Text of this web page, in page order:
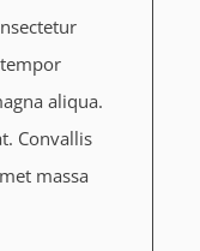
aliqua.
Convallis
massa